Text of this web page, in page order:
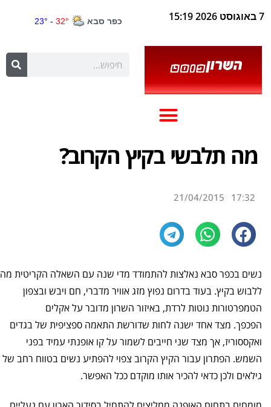
7 באוגוסט 2026 15:19
מה תלבשי בקיץ הקרוב?
17:32
21/04/2015
נשים בכפר סבא נאלצות להתמודד מדי שנה עם השאלה הקריטית מה
ללבוש בקיץ. בעוד בדרום נפוץ מזג אוויר מדברי, חם ויבש ובצפון
הטמפרטורות נוטות לרדת, באיזור השרון מדובר על אקלים
הפכפך. מצד אחד ישנה לחות שדורשת התאמה ספציפית של בגדים
ואקססוריז, אך מצד שני חייבים לשמור על קו אופנתי עמיד בפני
השמש. הפתרון עבור הקיץ הקרוב צפוי להפתיע נשים בטווח רחב של
גילאים ולכן כדאי להכיר אותו מוקדם ככל האפשר.